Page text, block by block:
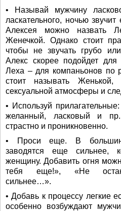
• Называй мужчину
ласкательного, ночью
Алексея можно назвать
Женечкой. Однако стоит
чтобы не звучать грубо
Алекс скорее подойдет для
Леха – для компаньонов по
стоит называть
сексуальной атмосферы и
• Используй
желанный, ласковый и
страстно и проникновенно.
• Проси еще. В
заводятся еще сильнее,
женщину. Добавить огня
тебя еще!», «Не
сильнее…».
• Добавь к процессу легкие
особенно возбуждают